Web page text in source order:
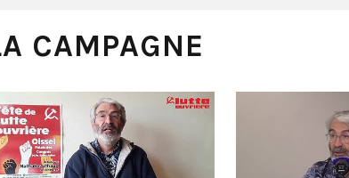
CAMPAGNE